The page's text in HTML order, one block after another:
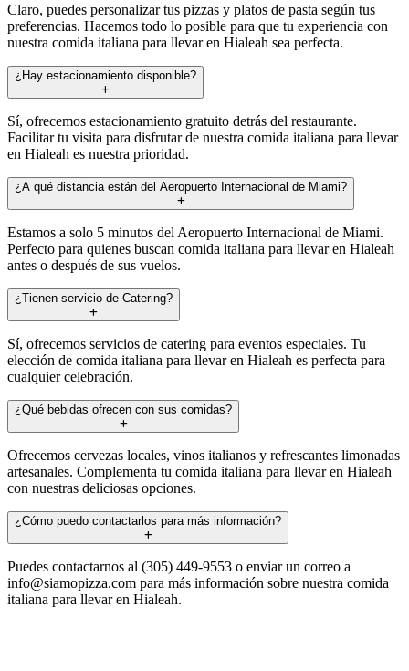
Claro, puedes personalizar tus pizzas y platos de pasta según tus
preferencias. Hacemos todo lo posible para que tu experiencia con
nuestra comida italiana para llevar en Hialeah sea perfecta.
¿Hay estacionamiento disponible?
Sí, ofrecemos estacionamiento gratuito detrás del restaurante.
Facilitar tu visita para disfrutar de nuestra comida italiana para llevar
en Hialeah es nuestra prioridad.
¿A qué distancia están del Aeropuerto Internacional de Miami?
Estamos a solo 5 minutos del Aeropuerto Internacional de Miami.
Perfecto para quienes buscan comida italiana para llevar en Hialeah
antes o después de sus vuelos.
¿Tienen servicio de Catering?
Sí, ofrecemos servicios de catering para eventos especiales. Tu
elección de comida italiana para llevar en Hialeah es perfecta para
cualquier celebración.
¿Qué bebidas ofrecen con sus comidas?
Ofrecemos cervezas locales, vinos italianos y refrescantes limonadas
artesanales. Complementa tu comida italiana para llevar en Hialeah
con nuestras deliciosas opciones.
¿Cómo puedo contactarlos para más información?
Puedes contactarnos al (305) 449-9553 o enviar un correo a
info@siamopizza.com para más información sobre nuestra comida
italiana para llevar en Hialeah.